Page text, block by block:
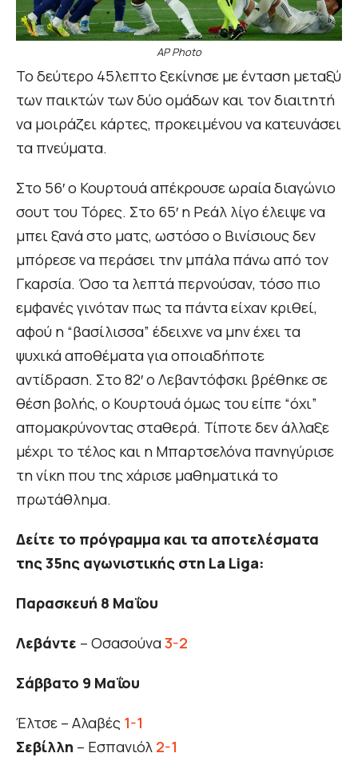
AP Photo
Το δεύτερο 45λεπτο ξεκίνησε με ένταση μεταξύ
των παικτών των δύο ομάδων και τον διαιτητή
να μοιράζει κάρτες, προκειμένου να κατευνάσει
τα πνεύματα.
Στο 56′ ο Κουρτουά απέκρουσε ωραία διαγώνιο
σουτ του Τόρες. Στο 65′ η Ρεάλ λίγο έλειψε να
μπει ξανά στο ματς, ωστόσο ο Βινίσιους δεν
μπόρεσε να περάσει την μπάλα πάνω από τον
Γκαρσία. Όσο τα λεπτά περνούσαν, τόσο πιο
εμφανές γινόταν πως τα πάντα είχαν κριθεί,
αφού η “βασίλισσα” έδειχνε να μην έχει τα
ψυχικά αποθέματα για οποιαδήποτε
αντίδραση. Στο 82′ ο Λεβαντόφσκι βρέθηκε σε
θέση βολής, ο Κουρτουά όμως του είπε “όχι”
απομακρύνοντας σταθερά. Τίποτε δεν άλλαξε
μέχρι το τέλος και η Μπαρτσελόνα πανηγύρισε
τη νίκη που της χάρισε μαθηματικά το
πρωτάθλημα.
Δείτε το πρόγραμμα και τα αποτελέσματα
της 35ης αγωνιστικής στη La Liga:
Παρασκευή 8 Μαΐου
Λεβάντε – Οσασούνα3-2
Σάββατο 9 Μαΐου
Έλτσε – Αλαβές 1-1
Σεβίλλη – Εσπανιόλ 2-1